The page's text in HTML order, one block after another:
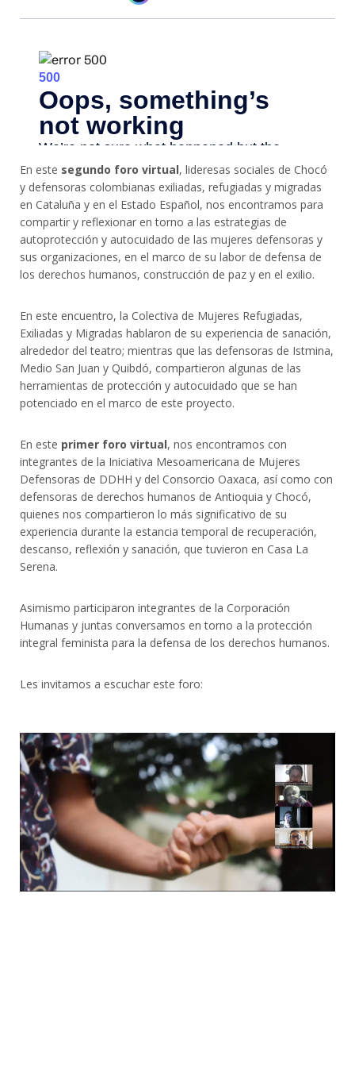
En este segundo foro virtual, lideresas sociales de Chocó
y defensoras colombianas exiliadas, refugiadas y migradas
en Cataluña y en el Estado Español, nos encontramos para
compartir y reflexionar en torno a las estrategias de
autoprotección y autocuidado de las mujeres defensoras y
sus organizaciones, en el marco de su labor de defensa de
los derechos humanos, construcción de paz y en el exilio.
En este encuentro, la Colectiva de Mujeres Refugiadas,
Exiliadas y Migradas hablaron de su experiencia de sanación,
alrededor del teatro; mientras que las defensoras de Istmina,
Medio San Juan y Quibdó, compartieron algunas de las
herramientas de protección y autocuidado que se han
potenciado en el marco de este proyecto.
En este primer foro virtual, nos encontramos con
integrantes de la Iniciativa Mesoamericana de Mujeres
Defensoras de DDHH y del Consorcio Oaxaca, así como con
defensoras de derechos humanos de Antioquia y Chocó,
quienes nos compartieron lo más significativo de su
experiencia durante la estancia temporal de recuperación,
descanso, reflexión y sanación, que tuvieron en Casa La
Serena.
Asimismo participaron integrantes de la Corporación
Humanas y juntas conversamos en torno a la protección
integral feminista para la defensa de los derechos humanos.
Les invitamos a escuchar este foro: